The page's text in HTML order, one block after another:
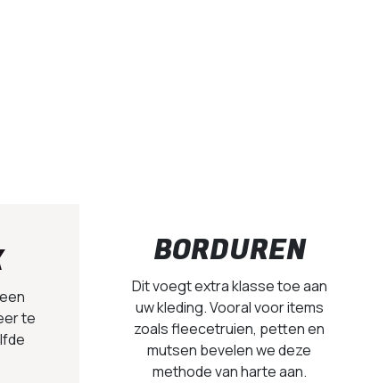
te
BORDUREN
Dit voegt extra klasse toe aan
uw kleding. Vooral voor items
zoals fleecetruien, petten en
mutsen bevelen we deze
methode van harte aan.